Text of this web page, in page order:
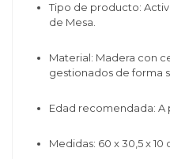
Tipo de producto:
de Mesa.
Material: Madera con
gestionados de forma
Edad recomendada: A
Medidas: 60 x 30,5 x 10